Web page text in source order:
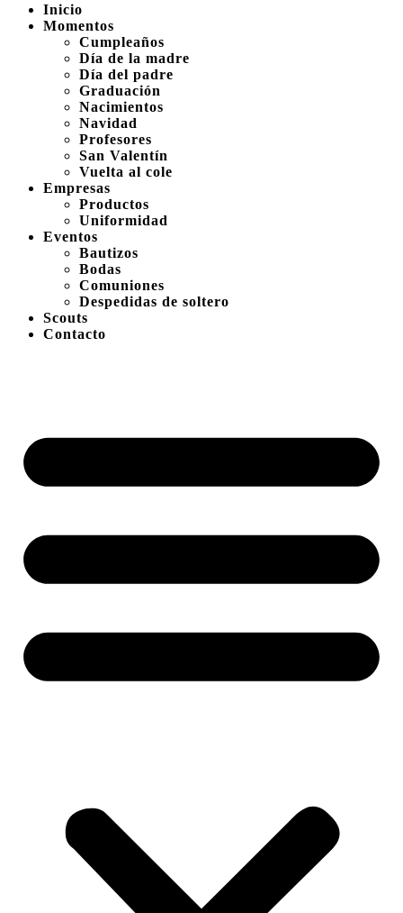
Inicio
Momentos
Cumpleaños
Día de la madre
Día del padre
Graduación
Nacimientos
Navidad
Profesores
San Valentín
Vuelta al cole
Empresas
Productos
Uniformidad
Eventos
Bautizos
Bodas
Comuniones
Despedidas de soltero
Scouts
Contacto